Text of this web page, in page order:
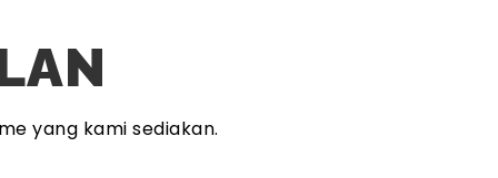
yang kami sediakan.